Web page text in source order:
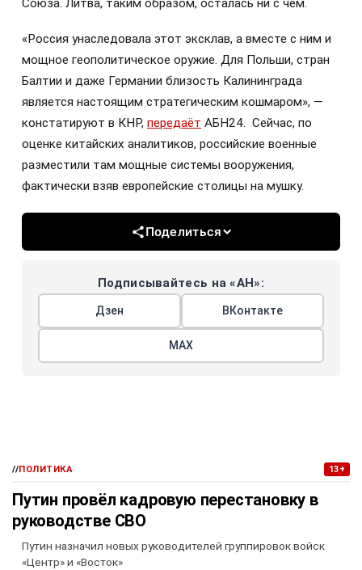
Союза. Литва, таким образом, осталась ни с чем.
«Россия унаследовала этот эксклав, а вместе с ним и
мощное геополитическое оружие. Для Польши, стран
Балтии и даже Германии близость Калининграда
является настоящим стратегическим кошмаром», —
констатируют в КНР, передаёт АБН24. Сейчас, по
оценке китайских аналитиков, российские военные
разместили там мощные системы вооружения,
фактически взяв европейские столицы на мушку.
Поделиться
Подписывайтесь на «АН»:
Дзен ВКонтакте
МАХ
//ПОЛИТИКА 13+
Путин провёл кадровую перестановку в
руководстве СВО
Путин назначил новых руководителей группировок войск
«Центр» и «Восток»